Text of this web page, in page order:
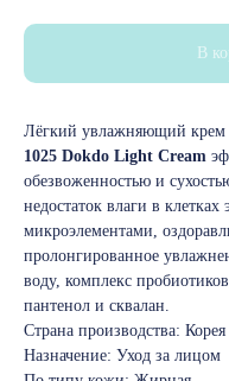
В
Лёгкий увлажняющий крем
1025 Dokdo Light Cream
обезвоженностью и
недостаток влаги в
микроэлементами,
пролонгированное
воду, комплекс
пантенол и сквалан.
Страна производства: Корея
Назначение: Уход за лицом